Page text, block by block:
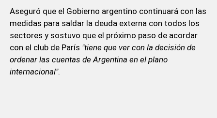
Aseguró que el Gobierno argentino continuará con las
medidas para saldar la deuda externa con todos los
sectores y sostuvo que el próximo paso de acordar
con el club de París "tiene que ver con la decisión de
ordenar las cuentas de Argentina en el plano
internacional".